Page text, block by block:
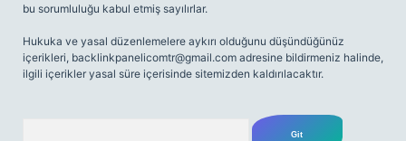
bu sorumluluğu kabul etmiş sayılırlar.
Hukuka ve yasal düzenlemelere aykırı olduğunu düşündüğünüz
içerikleri, backlinkpanelicomtr@gmail.com adresine bildirmeniz halinde,
ilgili içerikler yasal süre içerisinde sitemizden kaldırılacaktır.